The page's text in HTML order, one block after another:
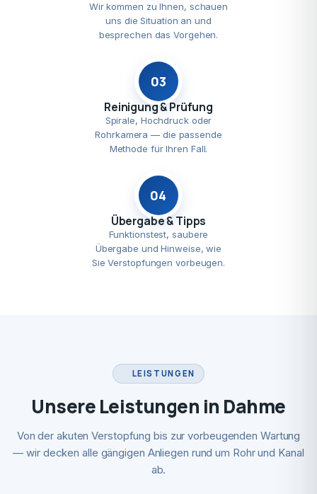
Wir kommen zu Ihnen, schauen
uns die Situation an und
besprechen das Vorgehen.
03
Reinigung & Prüfung
Spirale, Hochdruck oder
Rohrkamera — die passende
Methode für Ihren Fall.
04
Übergabe & Tipps
Funktionstest, saubere
Übergabe und Hinweise, wie
Sie Verstopfungen vorbeugen.
LEISTUNGEN
Unsere Leistungen in Dahme
Von der akuten Verstopfung bis zur vorbeugenden Wartung
— wir decken alle gängigen Anliegen rund um Rohr und Kanal
ab.